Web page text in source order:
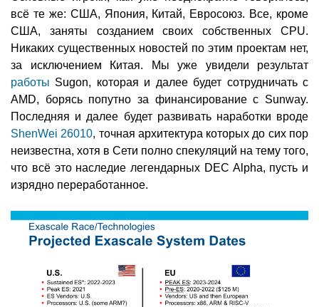
всё те же: США, Япония, Китай, Евросоюз. Все, кроме
США, заняты созданием своих собственных CPU.
Никаких существенных новостей по этим проектам нет,
за исключением Китая. Мы уже увидели результат
работы Sugon, которая и далее будет сотрудничать с
AMD, борясь попутно за финансирование с Sunway.
Последняя и далее будет развивать наработки вроде
ShenWei 26010, точная архитектура которых до сих пор
неизвестна, хотя в Сети полно спекуляций на тему того,
что всё это наследие легендарных DEC Alpha, пусть и
изрядно переработанное.